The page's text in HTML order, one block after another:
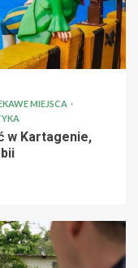
MIEJSCA
w Kartagenie,